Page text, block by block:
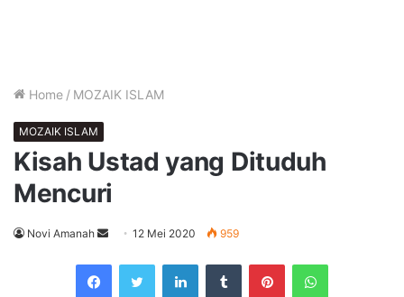
Home / MOZAIK ISLAM
MOZAIK ISLAM
Kisah Ustad yang Dituduh
Mencuri
Novi Amanah
Send
email
12 Mei 2020 959
FacebookTwitterLinkedInTumblrPinterestWhatsApp